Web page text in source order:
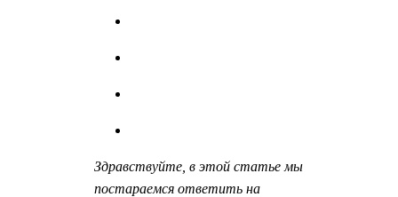
Здравствуйте, в этой статье мы
постараемся ответить на